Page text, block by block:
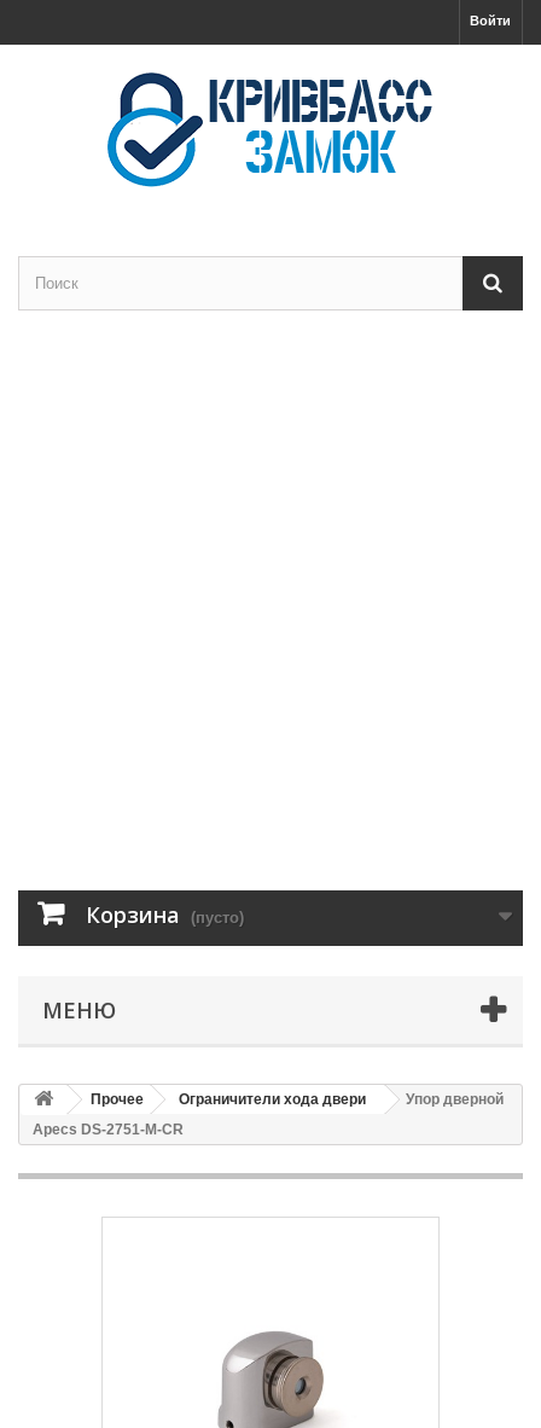
Войти
Корзина (пусто)
МЕНЮ
Прочее Ограничители хода двери
Упор дверной
Apecs DS-2751-M-CR